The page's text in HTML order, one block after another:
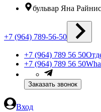
бульвар Яна
+7 (964) 789-56-50
+7 (964) 789 56 50
+7 (964) 789 56 50
Заказать звонок
Вход